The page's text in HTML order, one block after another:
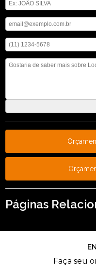
Páginas
Faça seu